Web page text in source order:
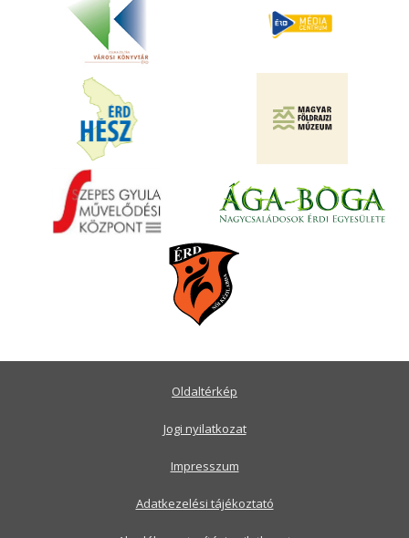
Oldaltérkép
Jogi nyilatkozat
Impresszum
Adatkezelési tájékoztató